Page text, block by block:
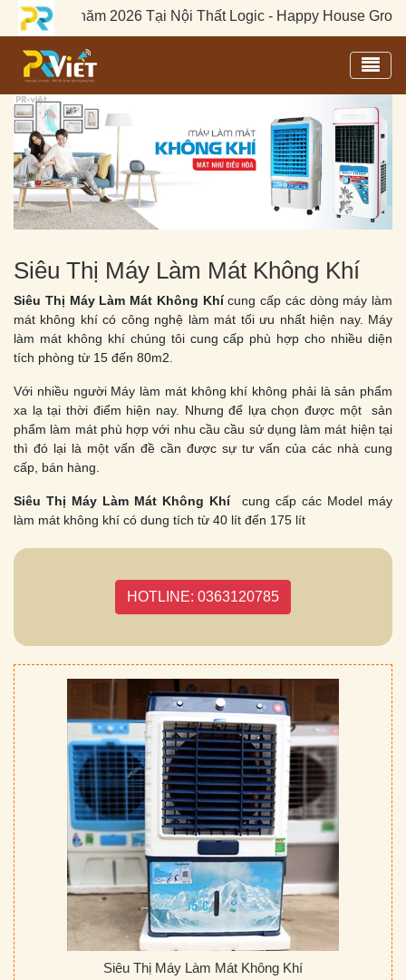
01/05 năm 2026 Tại Nội Thất Logic - Happy House Group |
Siêu Thị Máy Làm Mát Không Khí
Siêu Thị Máy Làm Mát Không Khícung cấp các dòng máy làm
mát không khí có công nghệ làm mát tối ưu nhất hiện nay. Máy
làm mát không khí chúng tôi cung cấp phù hợp cho nhiều diện
tích phòng từ 15 đến 80m2.
Với nhiều người Máy làm mát không khí không phải là sản phẩm
xa lạ tại thời điểm hiện nay. Nhưng để lựa chọn được một sản
phẩm làm mát phù hợp với nhu cầu cầu sử dụng làm mát hiện tại
thì đó lại là một vấn đề cần được sự tư vấn của các nhà cung
cấp, bán hàng.
Siêu Thị Máy Làm Mát Không Khícung cấp các Model máy
làm mát không khí có dung tích từ 40 lít đến 175 lít
HOTLINE: 0363120785
Siêu Thị Máy Làm Mát Không Khí